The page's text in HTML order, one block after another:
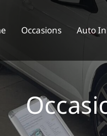
Occasions Auto